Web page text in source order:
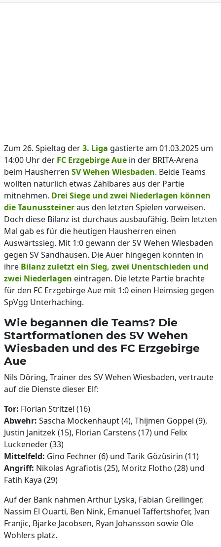
Zum 26. Spieltag der3. Liga gastierte am 01.03.2025 um
14:00 Uhr der FC Erzgebirge Aue in der BRITA-Arena
beim Hausherren SV Wehen Wiesbaden. Beide Teams
wollten natürlich etwas Zählbares aus der Partie
mitnehmen. Drei Siege und zwei Niederlagen können
die Taunussteineraus den letzten Spielen vorweisen.
Doch diese Bilanz ist durchaus ausbaufähig. Beim letzten
Mal gab es für die heutigen Hausherren einen
Auswärtssieg. Mit 1:0 gewann der SV Wehen Wiesbaden
gegen SV Sandhausen. Die Auer hingegen konnten in
ihre Bilanz zuletzt ein Sieg, zwei Unentschieden und
zwei Niederlagen eintragen. Die letzte Partie brachte
für den FC Erzgebirge Aue mit 1:0 einen Heimsieg gegen
SpVgg Unterhaching.
Wie begannen die Teams? Die
Startformationen des SV Wehen
Wiesbaden und des FC Erzgebirge
Aue
Nils Döring, Trainer des SV Wehen Wiesbaden, vertraute
auf die Dienste dieser Elf:
Tor: Florian Stritzel (16)
Abwehr: Sascha Mockenhaupt (4), Thijmen Goppel (9),
Justin Janitzek (15), Florian Carstens (17) und Felix
Luckeneder (33)
Mittelfeld: Gino Fechner (6) und Tarik Gözüsirin (11)
Angriff: Nikolas Agrafiotis (25), Moritz Flotho (28) und
Fatih Kaya (29)
Auf der Bank nahmen Arthur Lyska, Fabian Greilinger,
Nassim El Ouarti, Ben Nink, Emanuel Taffertshofer, Ivan
Franjic, Bjarke Jacobsen, Ryan Johansson sowie Ole
Wohlers platz.